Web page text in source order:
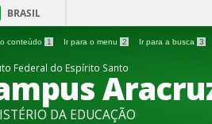
BRASIL
conteúdo 1 Ir para o menu 2 Ir para a busca 3
Federal do Espírito Santo
DA EDUCAÇÃO